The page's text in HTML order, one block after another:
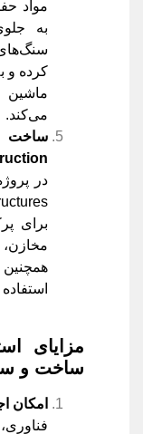
مواد
کرده و
می‌کند.
در
مزایای
ساخت و
امکان